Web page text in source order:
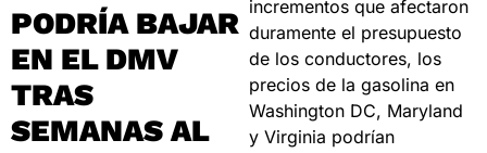
PODRÍA BAJAR
EN EL DMV
TRAS
SEMANAS AL
incrementos que afectaron
duramente el presupuesto
de los conductores, los
precios de la gasolina en
Washington DC, Maryland
y Virginia podrían